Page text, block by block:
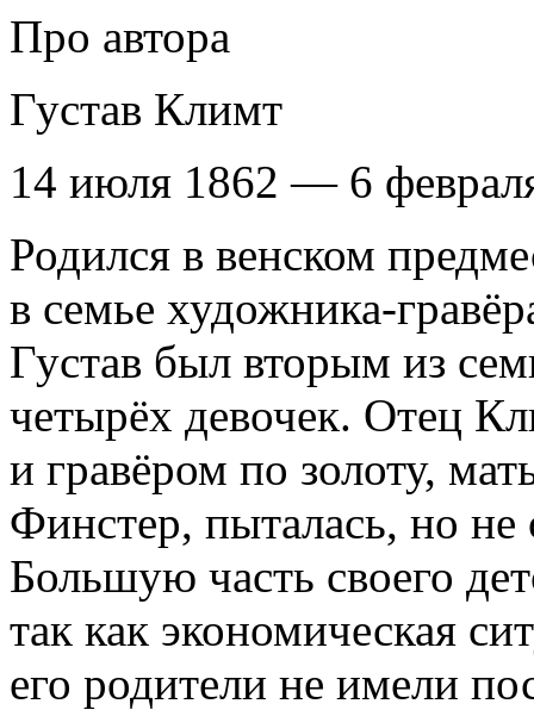
Про автора
Густав Климт
14 июля 1862 — 6
Родился в венском
в семье художника-
Густав был вторым из
четырёх девочек. Отец
и гравёром по золоту,
Финстер, пыталась, но не
Большую часть своего
так как экономическая
его родители не имели